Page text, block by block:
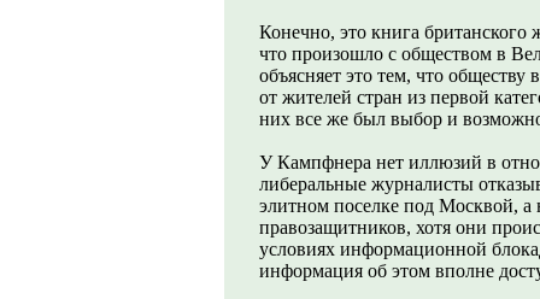
Конечно, это книга британского
что произошло с обществом в
объясняет это тем, что
от жителей стран из первой
них все же был выбор и
У Кампфнера нет иллюзий в
либеральные журналисты
элитном поселке под Москвой, а
правозащитников, хотя они
условиях информационной
информация об этом вполне